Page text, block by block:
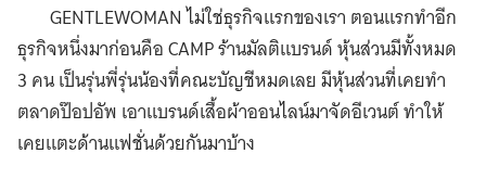
GENTLEWOMAN ไม่ใช่ธุรกิจแรกของเรา ตอนแรกทำอีก
ธุรกิจหนึ่งมาก่อนคือ CAMP ร้านมัลติแบรนด์ หุ้นส่วนมีทั้งหมด
3 คน เป็นรุ่นพี่รุ่นน้องที่คณะบัญชีหมดเลย มีหุ้นส่วนที่เคยทำ
ตลาดป๊อปอัพ เอาแบรนด์เสื้อผ้าออนไลน์มาจัดอีเวนต์ ทำให้
เคยแตะด้านแฟชั่นด้วยกันมาบ้าง